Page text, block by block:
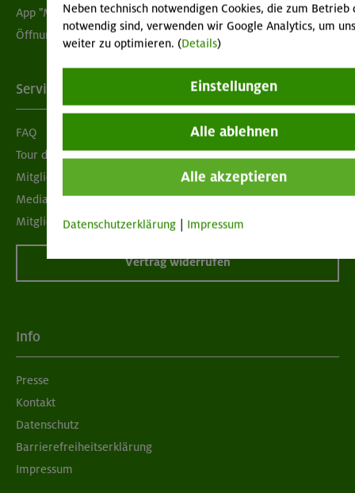
App "Mein DAV+"
Öffnungszeiten
Services
FAQ
Tour der Woche
Mitgliedermagazin alpinwelt
Mediadaten
Mitgliedschaft kündigen
Vertrag widerrufen
Info
Presse
Kontakt
Datenschutz
Barrierefreiheitserklärung
Impressum
Neben technisch notwendigen Cookies, die zum Betrieb
notwendig sind, verwenden wir Google Analytics, um
weiter zu optimieren. (Details)
Einstellungen
Alle ablehnen
Alle akzeptieren
Datenschutzerklärung Impressum